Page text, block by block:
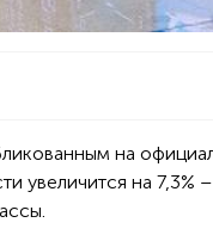
на
увеличится на 7,3%